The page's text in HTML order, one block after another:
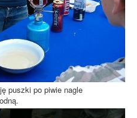
puszki po piwie nagle